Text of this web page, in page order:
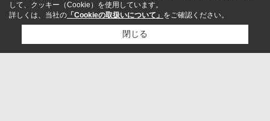
して、クッキー（Cookie）を使用しています。
詳しくは、当社の 「Cookieの取扱いについて」 をご確認ください。
閉じる